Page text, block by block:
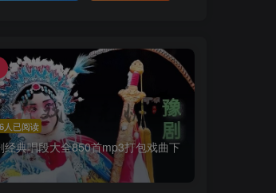
人已阅读
经典唱段大全850首mp3打包戏曲下